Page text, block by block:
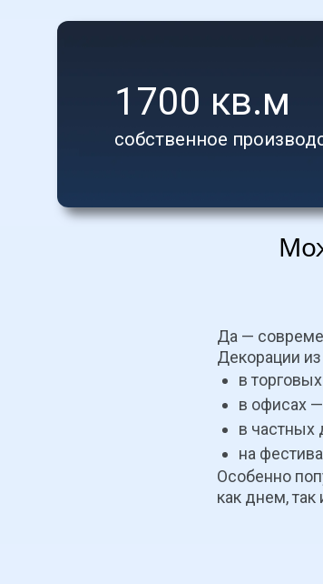
cобственное
1700 кв.м
Да —
Декорации
в
в офисах
в частных
на
Особенно
как днем,